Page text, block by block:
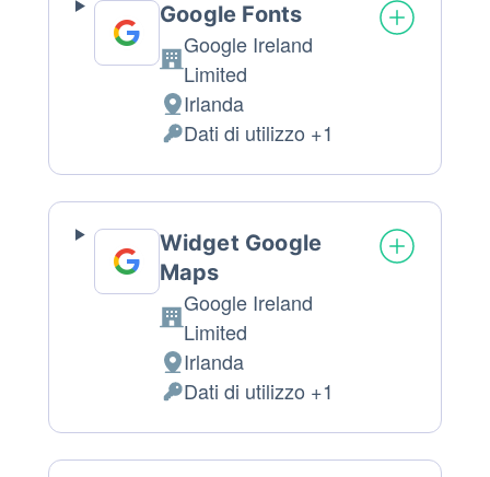
Google Fonts
Azienda:
Google Ireland
Limited
Luogo
del
trattamento:
Irlanda
Dati
Personali
trattati:
Dati di utilizzo +1
Widget Google
Maps
Azienda:
Google Ireland
Limited
Luogo
del
trattamento:
Irlanda
Dati
Personali
trattati:
Dati di utilizzo +1